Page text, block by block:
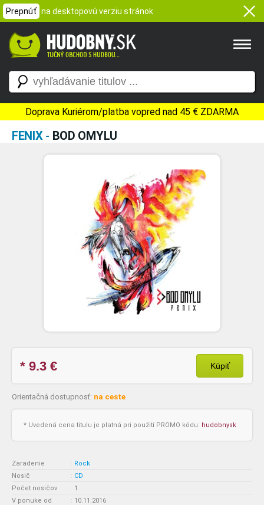
Prepnúť na desktopovú verziu stránok
Doprava Kuriérom/platba vopred nad 45 € ZDARMA
FENIX- BOD OMYLU
* 9.3 € Kúpiť
Orientačná dostupnosť: na ceste
* Uvedená cena titulu je platná pri použití PROMO kódu: hudobnysk
Zaradenie : Rock
Nosič
: CD
Počet nosičov
: 1
V ponuke od
: 10.11.2016